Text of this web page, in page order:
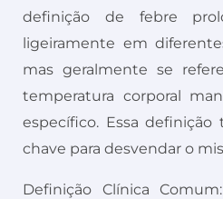
definição de febre
ligeiramente em
mas geralmente se
temperatura corporal
específico. Essa
chave para desvendar o
Definição Clínica